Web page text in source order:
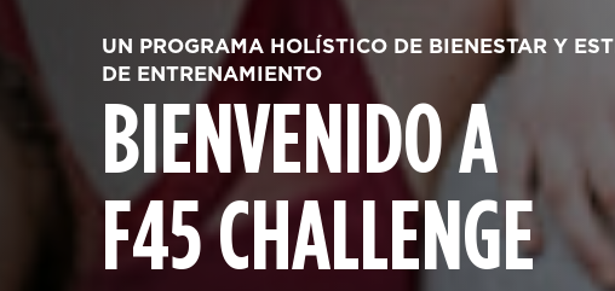
UN PROGRAMA HOLÍSTICO DE BIENESTAR Y
DE ENTRENAMIENTO
BIENVENIDO A
F45 CHALLENGE